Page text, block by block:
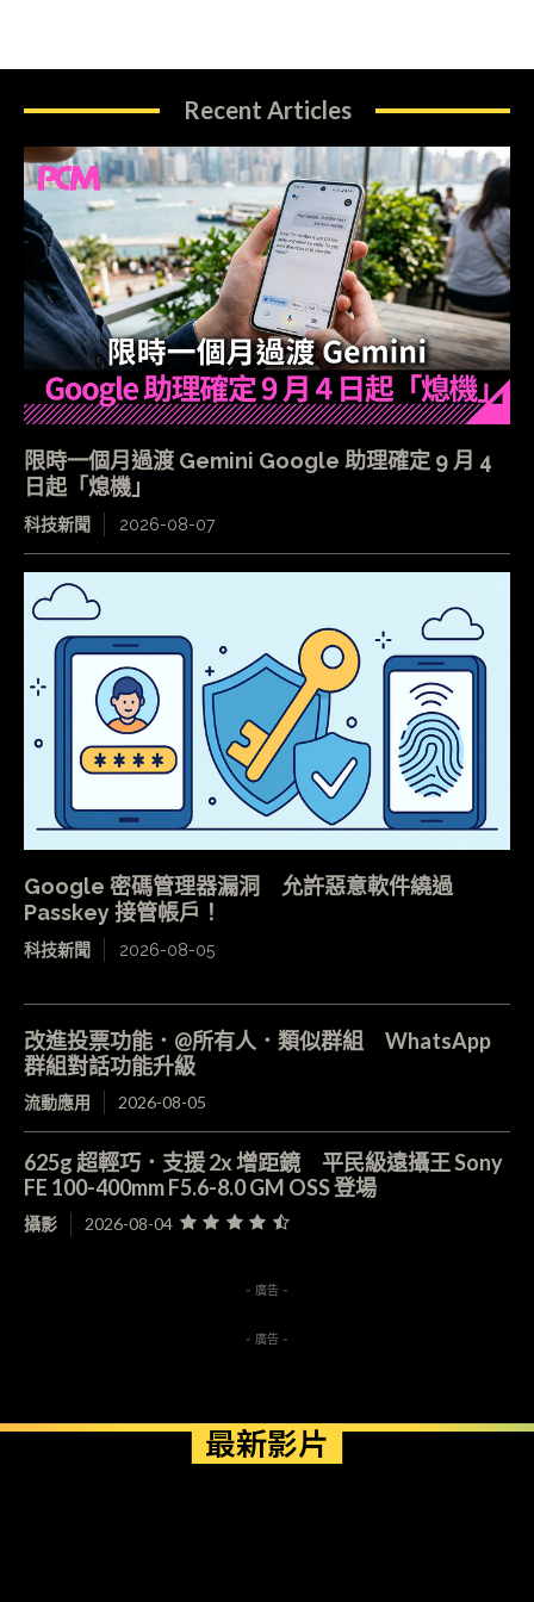
Recent Articles
限時一個月過渡 Gemini Google 助理確定 9 月 4
日起「熄機」
科技新聞 2026-08-07
Google 密碼管理器漏洞 允許惡意軟件繞過
Passkey 接管帳戶！
科技新聞 2026-08-05
改進投票功能．@所有人．類似群組 WhatsApp
群組對話功能升級
流動應用 2026-08-05
625g 超輕巧．支援 2x 增距鏡 平民級遠攝王 Sony
FE 100-400mm F5.6-8.0 GM OSS 登場
攝影 2026-08-04
- 廣告 -
- 廣告 -
最新影片